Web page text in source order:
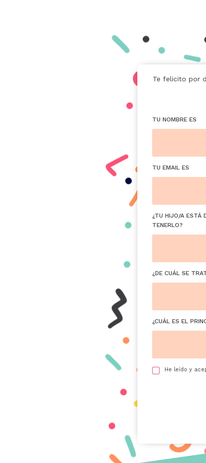
Te felicito por
TU NOMBRE ES
TU EMAIL ES
¿TU HIJO/A ESTÁ
TENERLO?
¿DE CUÁL SE
¿CUÁL ES EL
He leído y